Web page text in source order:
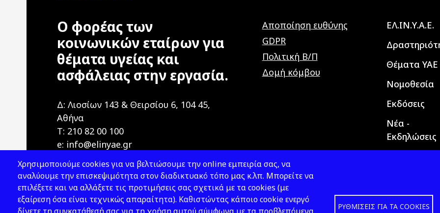
Ο φορέας των
κοινωνικών εταίρων για
θέματα υγείας και
ασφάλειας στην εργασία.
Δ: Λιοσίων 143 & Θειρσίου 6, 104 45,
Αθήνα
T: 210 82 00 100
e: info@elinyae.gr
Αποποίηση ευθύνης
GDPR
Πολιτική Β/Π
Δομή κόμβου
Main
ΕΛ.ΙΝ.Υ.Α.Ε.
Θέματα ΥΑΕ
Νομοθεσία
Εκδόσεις
Νέα -
Εκδηλώσεις
Χρησιμοποιούμε cookies για να βελτιώσουμε την online εμπειρία σας, να
αναλύουμε την επισκεψιμότητα στον διαδικτυακό τόπο μας κ.λπ. Μπορείτε να
επιλέξετε και να αλλάξετε τις προτιμήσεις σας σχετικά με τα cookies (με
εξαίρεση όσα είναι τεχνικώς απαραίτητα). Καθιστώντας κάποιο cookie ενεργό
ΡΥΘΜΊΣΕΙΣ ΓΙΑ ΤΑ COOKIES